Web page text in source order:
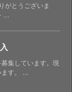
がとうございま
...
集しています。現
す。 ...